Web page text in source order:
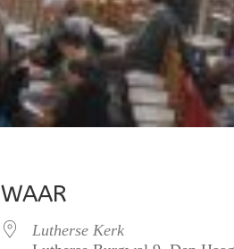
WAAR
Lutherse Kerk